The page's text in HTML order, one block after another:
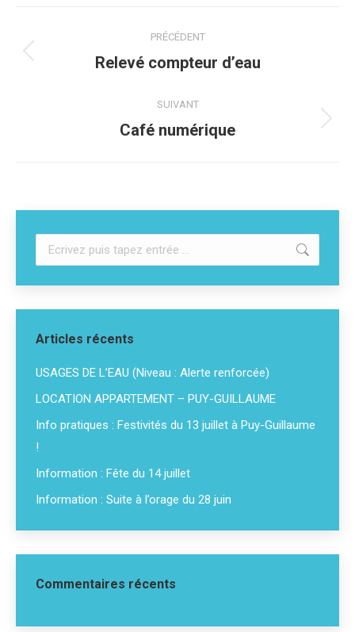
article
PRÉCÉDENT
Article
:
Relevé compteur d’eau
SUIVANT
Article
Café numérique
Recherche
:
Articles récents
USAGES DE L’EAU (Niveau : Alerte renforcée)
LOCATION APPARTEMENT – PUY-GUILLAUME
Info pratiques : Festivités du 13 juillet à Puy-Guillaume
!
Information : Fête du 14 juillet
Information : Suite à l’orage du 28 juin
Commentaires récents